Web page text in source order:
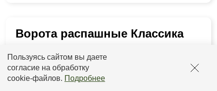
Пользуясь сайтом вы даете
согласие на обработку
cookie-файлов. Подробнее
Ворота распашные Классика